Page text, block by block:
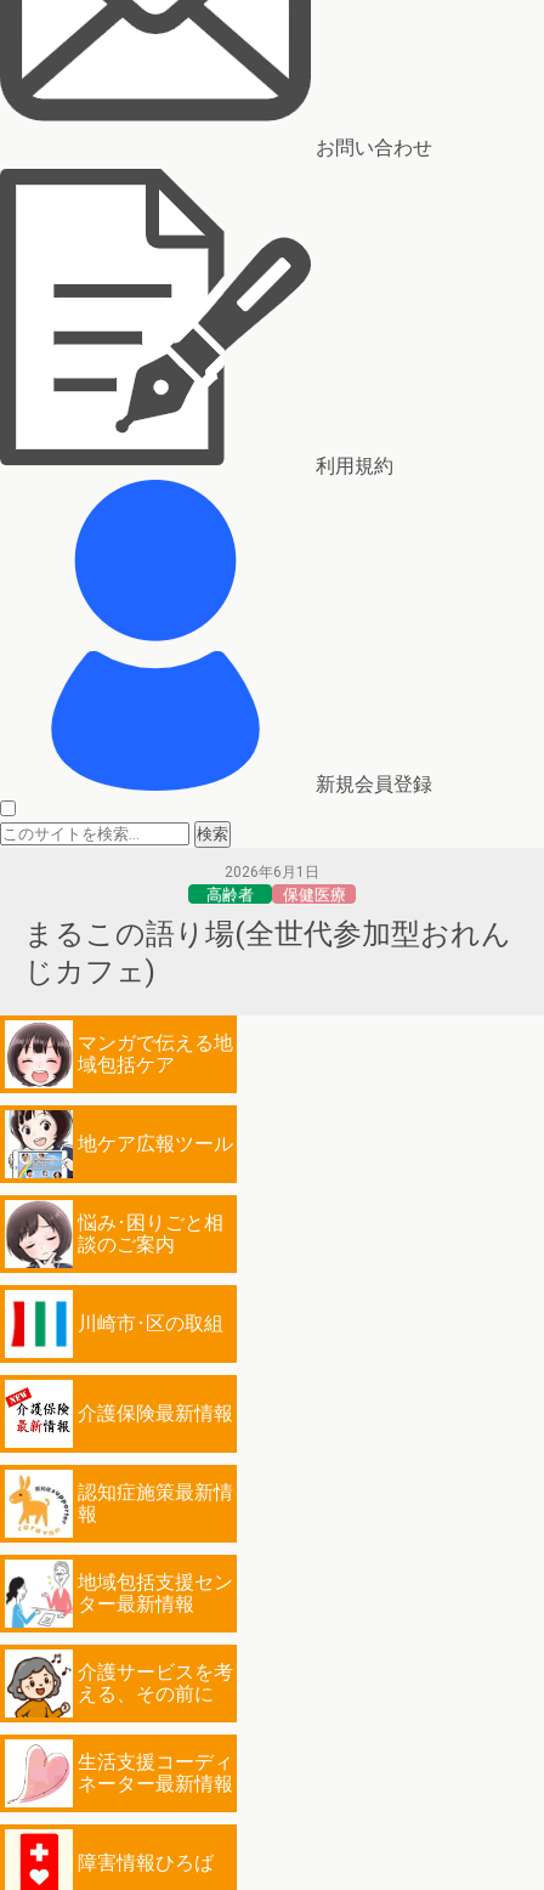
お問い合わせ
利用規約
新規会員登録
2026年6月1日
高齢者 保健医療
まるこの語り場(全世代参加型おれん
じカフェ)
マンガで伝える地
域包括ケア
地ケア広報ツール
悩み･困りごと相
談のご案内
川崎市･区の取組
介護保険最新情報
認知症施策最新情
報
地域包括支援セン
ター最新情報
介護サービスを考
える、その前に
生活支援コーディ
ネーター最新情報
障害情報ひろば